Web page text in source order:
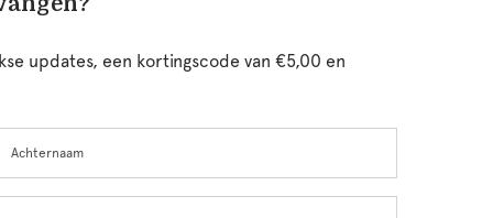
updates, een kortingscode van €5,00 en